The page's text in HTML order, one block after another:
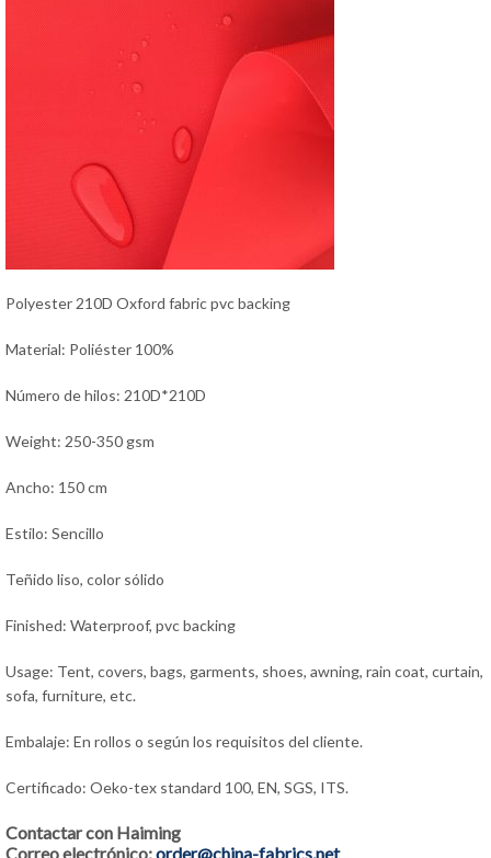
Polyester 210D Oxford fabric pvc backing
Material: Poliéster 100%
Número de hilos: 210D*210D
Weight: 250-350 gsm
Ancho: 150 cm
Estilo: Sencillo
Teñido liso, color sólido
Finished: Waterproof, pvc backing
Usage: Tent, covers, bags, garments, shoes, awning, rain coat, curtain,
sofa, furniture, etc.
Embalaje: En rollos o según los requisitos del cliente.
Certificado: Oeko-tex standard 100, EN, SGS, ITS.
Contactar con Haiming
Correo electrónico:order@china-fabrics.net